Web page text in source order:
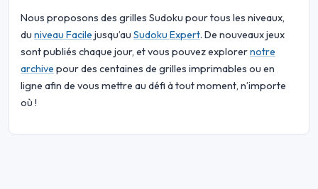
Nous proposons des grilles Sudoku pour tous les niveaux,
du niveau Facile jusqu’au Sudoku Expert. De nouveaux jeux
sont publiés chaque jour, et vous pouvez explorernotre
archive pour des centaines de grilles imprimables ou en
ligne afin de vous mettre au défi à tout moment, n’importe
où !